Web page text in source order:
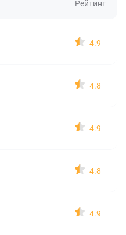
Рейтинг
4.9
4.8
4.9
4.8
4.9